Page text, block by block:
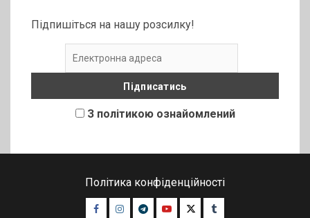
Підпишіться на нашу розсилку!
З політикою ознайомлений
Політика конфіденційності
Facebook
Instagram
TelegramYoutubeTwitterTumblr